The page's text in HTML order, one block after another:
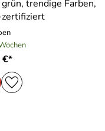
trendige Farben,
zertifiziert
€*